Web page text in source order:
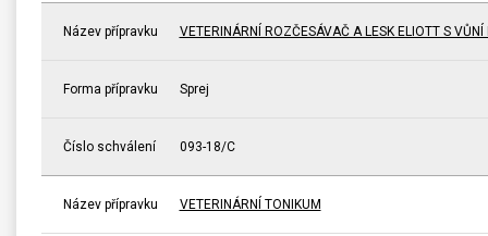
Název přípravku VETERINÁRNÍ ROZČESÁVAČ A LESK ELIOTT S VŮNÍ
Forma přípravku Sprej
Číslo schválení 093-18/C
Název přípravku VETERINÁRNÍ TONIKUM